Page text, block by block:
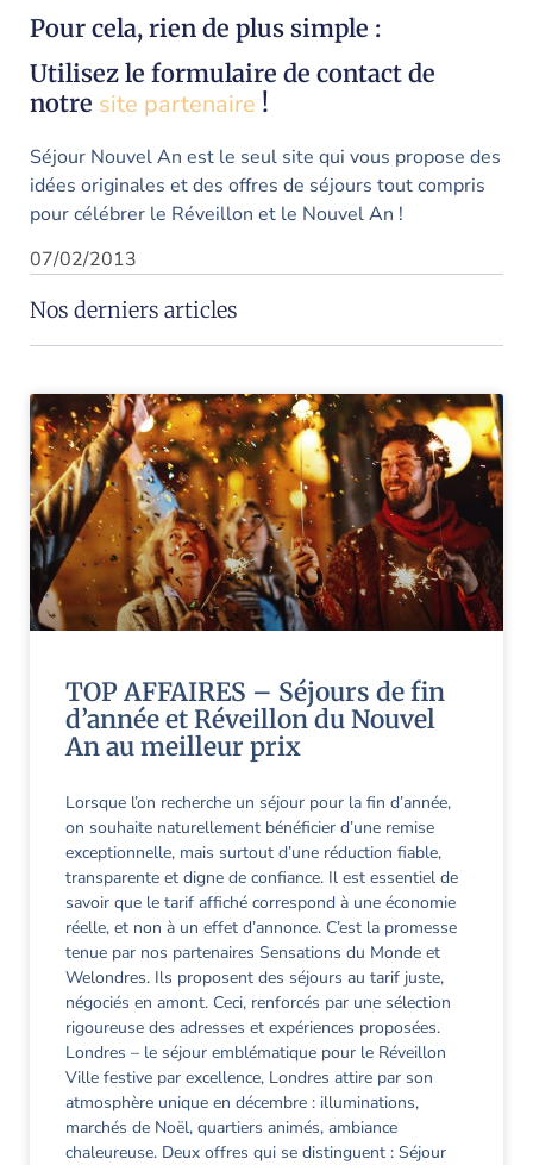
Pour cela, rien de plus simple :
Utilisez le formulaire de contact de
notre site partenaire !
Séjour Nouvel An est le seul site qui vous propose des
idées originales et des offres de séjours tout compris
pour célébrer le Réveillon et le Nouvel An !
07/02/2013
Nos derniers articles
TOP AFFAIRES – Séjours de fin
d’année et Réveillon du Nouvel
An au meilleur prix
Lorsque l’on recherche un séjour pour la fin d’année,
on souhaite naturellement bénéficier d’une remise
exceptionnelle, mais surtout d’une réduction fiable,
transparente et digne de confiance. Il est essentiel de
savoir que le tarif affiché correspond à une économie
réelle, et non à un effet d’annonce. C’est la promesse
tenue par nos partenaires Sensations du Monde et
Welondres. Ils proposent des séjours au tarif juste,
négociés en amont. Ceci, renforcés par une sélection
rigoureuse des adresses et expériences proposées.
Londres – le séjour emblématique pour le Réveillon
Ville festive par excellence, Londres attire par son
atmosphère unique en décembre : illuminations,
marchés de Noël, quartiers animés, ambiance
chaleureuse. Deux offres qui se distinguent : Séjour